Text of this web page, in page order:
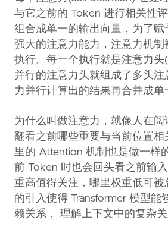
与它之前的 Token 进行相关性
组合成单一的输出向量，为了赋
强大的注意力能力，注意力机
执行。每一个执行就是注意力头
并行的注意力头就组成了多头
力并行计算出的结果再合并成单
为什么叫做注意力，就像人在
翻看之前哪些重要与当前位置相
里的 Attention 机制也是做一样
前 Token 时也会回头看之前输
重高值得关注，哪里权重低可被
的引入使得 Transformer 模型能
赖关系， 理解上下文中的复杂关